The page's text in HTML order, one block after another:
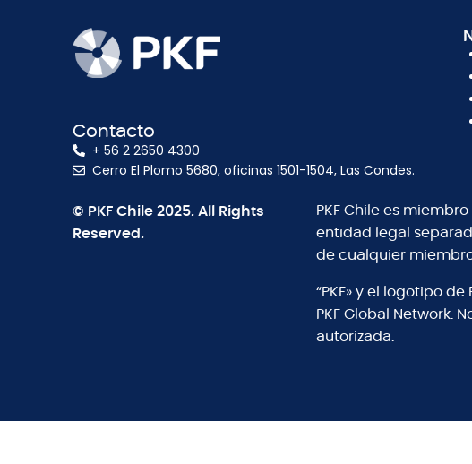
Contacto
+ 56 2 2650 4300
Cerro El Plomo 5680, oficinas 1501-1504, Las Condes.
© PKF Chile 2025. All Rights
Reserved.
PKF Chile es
entidad legal
de cualquier
“PKF» y el logotipo
PKF Global Network.
autorizada.